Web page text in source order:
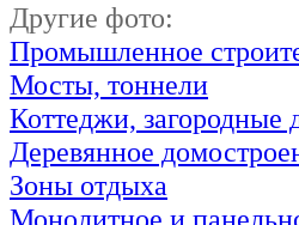
Другие фото:
Промышленное
Мосты, тоннели
Коттеджи, загородные
Деревянное
Зоны отдыха